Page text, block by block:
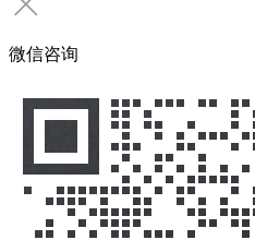
微信咨询